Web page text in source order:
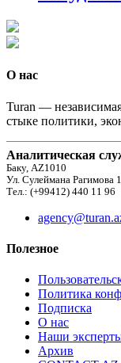
О нас
Turan —
стыке политики,
Аналитическая
Баку, AZ1010
Ул. Сулеймана Рагимова
Тел.: (+99412) 440 11 96
Полезное
Политика
Подписка
О нас
Наши
Архив